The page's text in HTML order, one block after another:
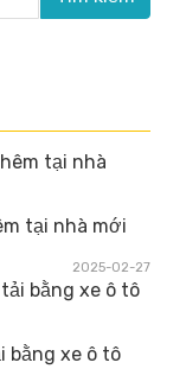
tại nhà mới
2025-02-27
bằng xe ô tô